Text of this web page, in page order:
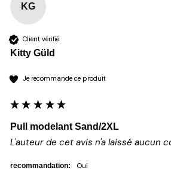
KG
Client vérifié
Kitty Güld
Je recommande ce produit
Pull modelant Sand/2XL
L'auteur de cet avis n'a laissé aucun
recommandation: oui